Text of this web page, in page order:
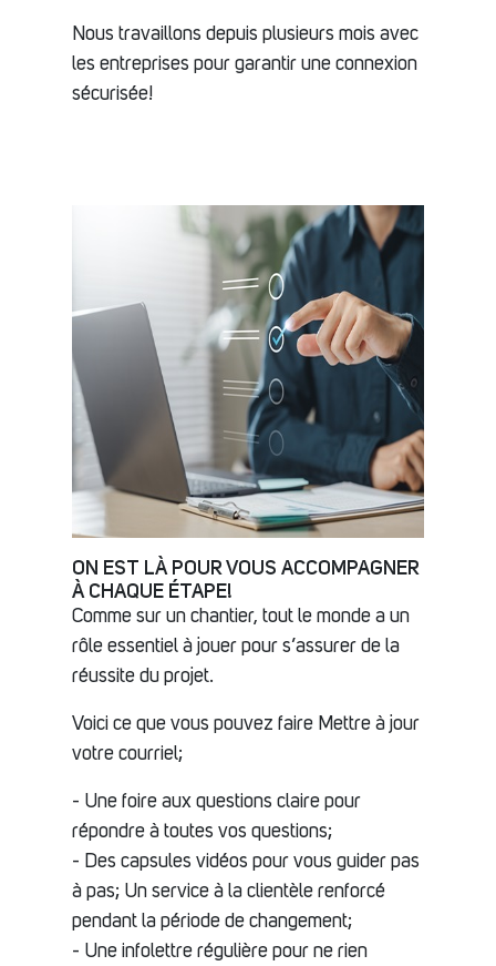
Nous travaillons depuis plusieurs mois avec
les entreprises pour garantir une connexion
sécurisée!
ON EST LÀ POUR VOUS ACCOMPAGNER
À CHAQUE ÉTAPE!
Comme sur un chantier, tout le monde a un
rôle essentiel à jouer pour s’assurer de la
réussite du projet.
Voici ce que vous pouvez faire Mettre à jour
votre courriel;
- Une foire aux questions claire pour
répondre à toutes vos questions;
- Des capsules vidéos pour vous guider pas
à pas; Un service à la clientèle renforcé
pendant la période de changement;
- Une infolettre régulière pour ne rien